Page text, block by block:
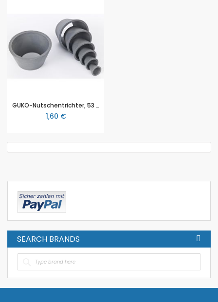
GUKO-Nutschentrichter, 53 x 33 x 34mm (Ø oben x Ø unten x Höhe)
1,60 €
SEARCH BRANDS